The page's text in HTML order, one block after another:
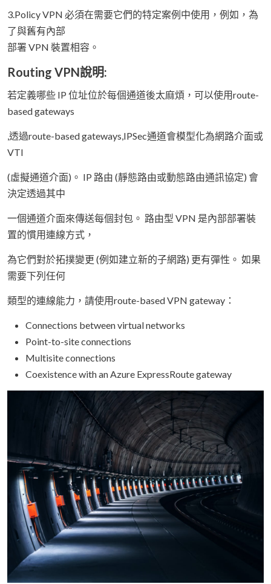
3.Policy VPN 必須在需要它們的特定案例中使用，例如，為
了與舊有內部
部署 VPN 裝置相容。
Routing VPN說明:
若定義哪些 IP 位址位於每個通道後太麻煩，可以使用route-
based gateways
,透過route-based gateways,IPSec通道會模型化為網路介面或
VTI
(虛擬通道介面)。 IP 路由 (靜態路由或動態路由通訊協定) 會
決定透過其中
一個通道介面來傳送每個封包。 路由型 VPN 是內部部署裝
置的慣用連線方式，
為它們對於拓撲變更 (例如建立新的子網路) 更有彈性。 如果
需要下列任何
類型的連線能力，請使用route-based VPN gateway：
Connections between virtual networks
Point-to-site connections
Multisite connections
Coexistence with an Azure ExpressRoute gateway